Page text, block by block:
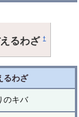
るわざ†
るわざ
のキバ